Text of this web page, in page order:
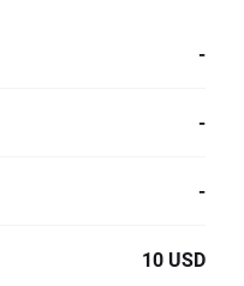
-
-
-
10 USD